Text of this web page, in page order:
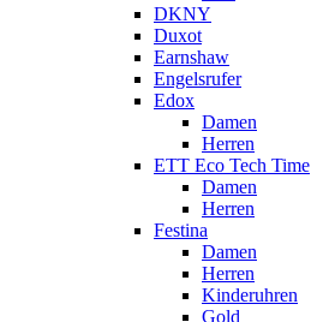
DKNY
Duxot
Earnshaw
Engelsrufer
Edox
Damen
Herren
ETT Eco Tech Time
Damen
Herren
Festina
Damen
Herren
Kinderuhren
Gold